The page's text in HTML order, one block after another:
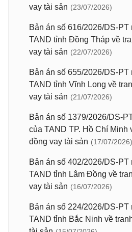
vay tài sản (23/07/2026)
Bản án số 616/2026/DS-PT
TAND tỉnh Đồng Tháp về
vay tài sản (22/07/2026)
Bản án số 655/2026/DS-PT
TAND tỉnh Vĩnh Long về
vay tài sản (21/07/2026)
Bản án số 1379/2026/DS-
của TAND TP. Hồ Chí Minh
đồng vay tài sản (17/07/2026)
Bản án số 402/2026/DS-PT
TAND tỉnh Lâm Đồng về
vay tài sản (16/07/2026)
Bản án số 224/2026/DS-PT
TAND tỉnh Bắc Ninh về